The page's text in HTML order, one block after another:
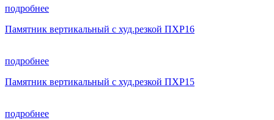
подробнее
Памятник вертикальный с худ.резкой ПХР16
подробнее
Памятник вертикальный с худ.резкой ПХР15
подробнее